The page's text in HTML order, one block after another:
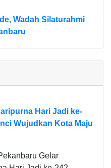
Wadah Silaturahmi
Hari Jadi ke-
Wujudkan Kota Maju
Gelar